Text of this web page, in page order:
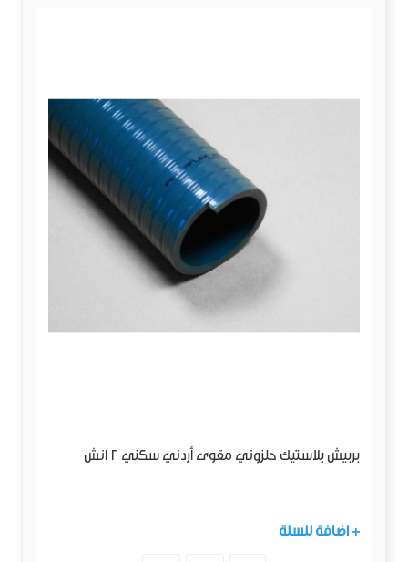
بربيش بلاستيك حلزوني مقوى أردني سكني 2 انش
+ اضافة للسلة